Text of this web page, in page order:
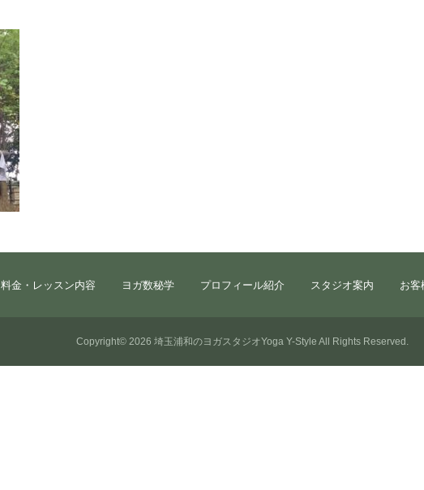
料金・レッスン内容 ヨガ数秘学 プロフィール紹介 スタジオ案内 お客
Copyright© 2026 埼玉浦和のヨガスタジオYoga Y-Style All Rights Reserved.